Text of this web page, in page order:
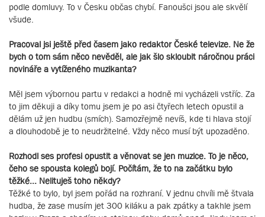
podle domluvy. To v Česku občas chybí. Fanoušci jsou ale skvělí
všude.
Pracoval jsi ještě před časem jako redaktor České televize. Ne že
bych o tom sám něco nevěděl, ale jak šlo skloubit náročnou práci
novináře a vytíženého muzikanta?
Měl jsem výbornou partu v redakci a hodně mi vycházeli vstříc. Za
to jim děkuji a díky tomu jsem je po asi čtyřech letech opustil a
dělám už jen hudbu (smích). Samozřejmě nevíš, kde ti hlava stojí
a dlouhodobě je to neudržitelné. Vždy něco musí být upozaděno.
Rozhodl ses profesi opustit a věnovat se jen muzice. To je něco,
čeho se spousta kolegů bojí. Počítám, že to na začátku bylo
těžké... Nelituješ toho někdy?
Těžké to bylo, byl jsem pořád na rozhraní. V jednu chvíli mě štvala
hudba, že zase musím jet 300 kiláku a pak zpátky a takhle jsem